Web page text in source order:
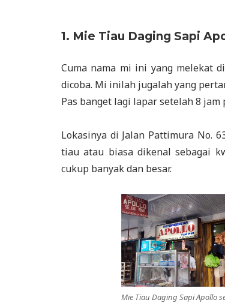
1. Mie Tiau Daging Sapi
Cuma nama mi ini yang melekat
dicoba. Mi inilah jugalah yang
Pas banget lagi lapar setelah 8
Lokasinya di Jalan Pattimura No.
tiau atau biasa dikenal sebagai
cukup banyak dan besar.
Mie Tiau Daging Sapi Apollo